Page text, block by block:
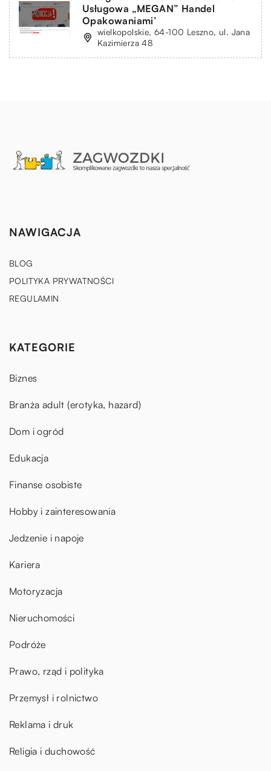
Usługowa „MEGAN” Handel
Opakowaniami’
wielkopolskie, 64-100 Leszno, ul. Jana
Kazimierza 48
NAWIGACJA
BLOG
POLITYKA PRYWATNOŚCI
REGULAMIN
KATEGORIE
Biznes
Branża adult (erotyka, hazard)
Dom i ogród
Edukacja
Finanse osobiste
Hobby i zainteresowania
Jedzenie i napoje
Kariera
Motoryzacja
Nieruchomości
Podróże
Prawo, rząd i polityka
Przemysł i rolnictwo
Reklama i druk
Religia i duchowość